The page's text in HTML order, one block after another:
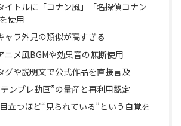
イトルに「コナン風」「名探偵コナン
使用
ャラ外見の類似が高すぎる
ニメ風BGMや効果音の無断使用
グや説明文で公式作品を直接言及
ンプレ動画”の量産と再利用認定
立つほど“見られている”という自覚を